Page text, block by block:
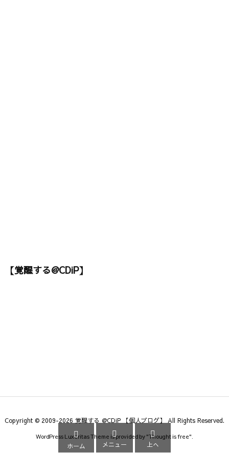
【覚醒する@CDiP】
Copyright © 2009-2026 覚醒する @CDiP 【個人ブログ】 All Rights Reserved.
WordPress Luxeritas Theme is provided by "Thought is free".

ホーム

メニュー

上へ